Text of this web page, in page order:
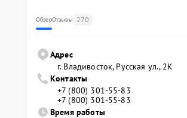
ОбзорОтзывы 270
Адрес
г. Владивосток, Русская ул., 2К
Контакты
+7 (800) 301-55-83
+7 (800) 301-55-83
Время работы